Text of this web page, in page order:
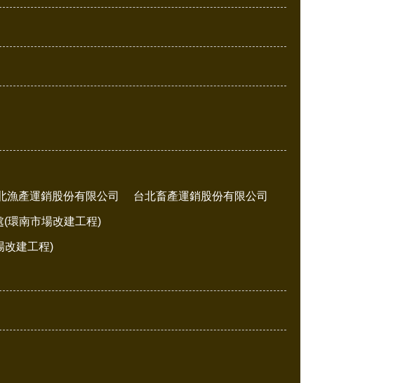
漁產運銷股份有限公司 台北畜產運銷股份有限公司
環南市場改建工程)
改建工程)